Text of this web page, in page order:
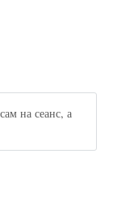
на сеанс, а